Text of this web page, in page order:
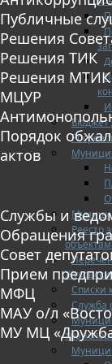
Бюджет
Реестр
Списки
Служба
Публичные
Решения
Решения ТИК
Решения МТИК
МЦУР
Порядок
актов
Службы и
Обращения
Совет
Прием
МФЦ
МАУ о/л
МУ МЦ